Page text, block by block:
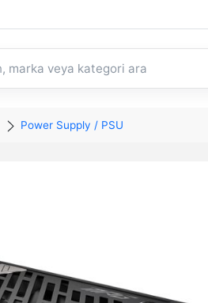
Power Supply / PSU